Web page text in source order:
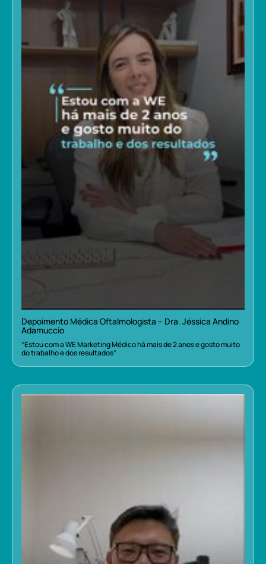
Depoimento Médica Oftalmologista – Dra. Jéssica Andino
Adamuccio
“Estou com a WE Marketing Médico há mais de 2 anos e gosto muito
do trabalho e dos resultados”